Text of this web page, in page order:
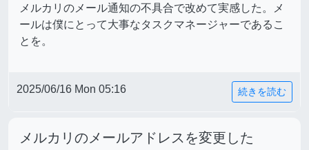
メルカリのメール通知の不具合で改めて実感した。メ
ールは僕にとって大事なタスクマネージャーであるこ
とを。
2025/06/16 Mon 05:16 続きを読む
メルカリのメールアドレスを変更した